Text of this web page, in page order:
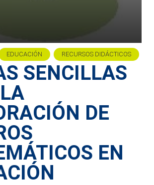
EDUCACIÓN RECURSOS DIDÁCTICOS
SENCILLAS
DE
EN